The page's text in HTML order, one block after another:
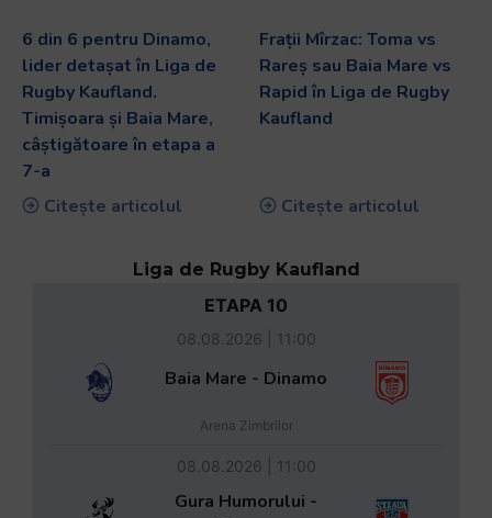
6 din 6 pentru Dinamo,
lider detașat în Liga de
Rugby Kaufland.
Timișoara și Baia Mare,
câștigătoare în etapa a
7-a
Citește articolul
Frații Mîrzac: Toma vs
Rareș sau Baia Mare vs
Rapid în Liga de Rugby
Kaufland
Citește articolul
Liga de Rugby Kaufland
ETAPA 10
08.08.2026 | 11:00
Baia Mare - Dinamo
Arena Zimbrilor
08.08.2026 | 11:00
Gura Humorului -